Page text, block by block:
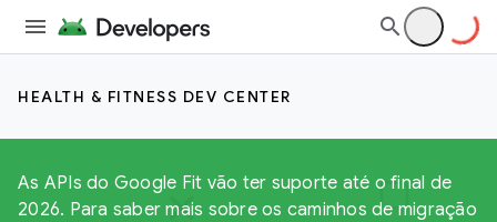
HEALTH & FITNESS DEV CENTER
As APIs do Google Fit vão ter suporte até o final de
2026. Para saber mais sobre os caminhos de migração